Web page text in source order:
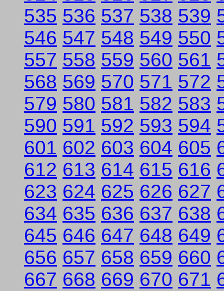
535 536 537 538 539
546 547 548 549 550
557 558 559 560 561
568 569 570 571 572
579 580 581 582 583
590 591 592 593 594
601 602 603 604 605
612 613 614 615 616
623 624 625 626 627
634 635 636 637 638
645 646 647 648 649
656 657 658 659 660
667 668 669 670 671